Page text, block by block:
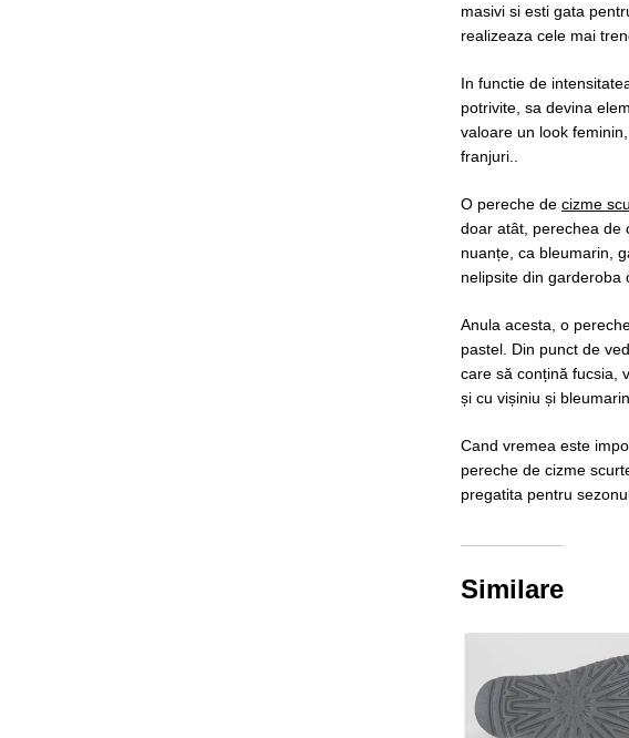
masivi si esti gata
realizeaza cele mai
In functie de
potrivite, sa devina
valoare un look
franjuri..
O pereche de cizme
doar atât, perechea de
nuanțe, ca bleumarin,
nelipsite din garderoba
Anula acesta, o
pastel. Din punct de
care să conțină fucsia,
și cu vișiniu și
Cand vremea este
pereche de cizme
pregatita pentru
Similare